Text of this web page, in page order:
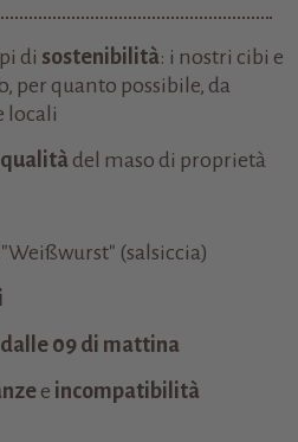
di sostenibilità: i nostri cibi e
per quanto possibile, da
locali
qualità del maso di proprietà
(salsiccia)
09 di mattina
e incompatibilità